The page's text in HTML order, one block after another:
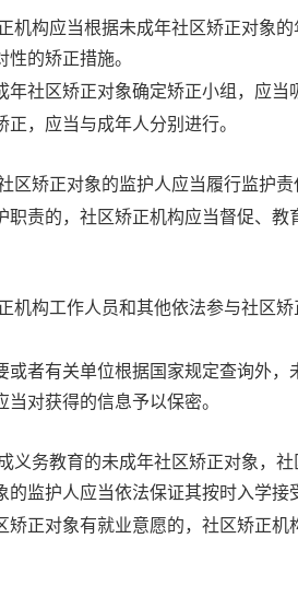
机构应当根据未成年社区矫正对象
的矫正措施。
年社区矫正对象确定矫正小组，应
正，应当与成年人分别进行。
区矫正对象的监护人应当履行监护
职责的，社区矫正机构应当督促、
机构工作人员和其他依法参与社区
或者有关单位根据国家规定查询外
对获得的信息予以保密。
义务教育的未成年社区矫正对象，
的监护人应当依法保证其按时入学接
矫正对象有就业意愿的，社区矫正